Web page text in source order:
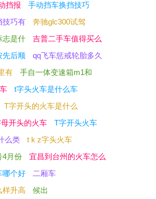
挡报
手动挡车换挡技巧
技巧有
奔驰glc300试驾
志是什
吉普二手车值得买么
先后顺
qq飞车惩戒轮胎多久
有
手自一体变速箱m1和
t字头火车是什么车
T字开头的火车是什么
开头的火车
T字开头火车
么类
t k z字头火车
4月份
宜昌到台州的火车怎么
哪个好
二厢车
样升高
候出